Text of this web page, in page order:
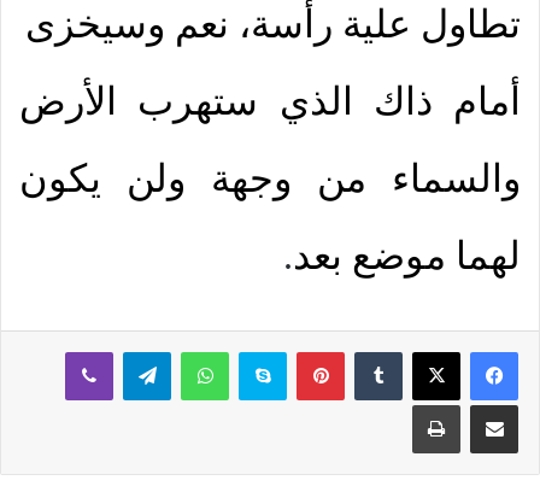
تطاول علية رأسة، نعم وسيخزى
أمام ذاك الذي ستهرب الأرض
والسماء من وجهة ولن يكون
لهما موضع بعد.
بينتيريستسكايب واتساب تيلقرام ڤايبر
مشاركة عبر البريد طباعة